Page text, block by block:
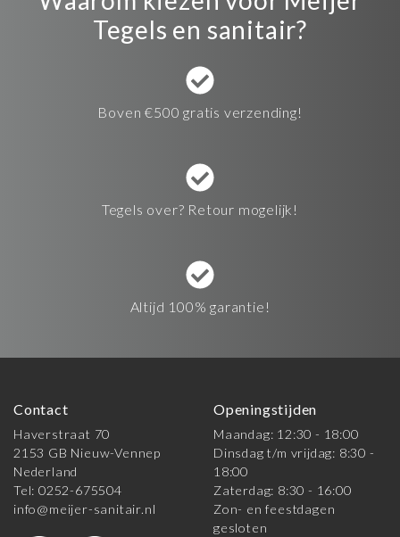
Tegels en sanitair?
Boven €500 gratis verzending!
Tegels over? Retour mogelijk!
Altijd 100% garantie!
Contact
Haverstraat 70
2153 GB Nieuw-Vennep
Nederland
Tel: 0252-675504
info@meijer-sanitair.nl
Openingstijden
Maandag: 12:30 - 18:00
Dinsdag t/m vrijdag: 8:30 -
18:00
Zaterdag: 8:30 - 16:00
Zon- en feestdagen
gesloten